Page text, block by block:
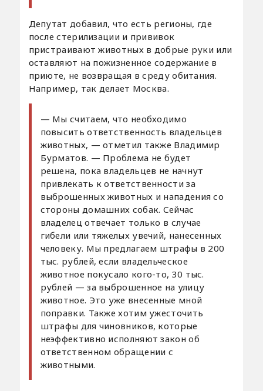
Депутат добавил, что есть регионы, где
после стерилизации и прививок
пристраивают животных в добрые руки или
оставляют на пожизненное содержание в
приюте, не возвращая в среду обитания.
Например, так делает Москва.
— Мы считаем, что необходимо
повысить ответственность владельцев
животных, — отметил также Владимир
Бурматов. — Проблема не будет
решена, пока владельцев не начнут
привлекать к ответственности за
выброшенных животных и нападения со
стороны домашних собак. Сейчас
владелец отвечает только в случае
гибели или тяжелых увечий, нанесенных
человеку. Мы предлагаем штрафы в 200
тыс. рублей, если владельческое
животное покусало кого-то, 30 тыс.
рублей — за выброшенное на улицу
животное. Это уже внесенные мной
поправки. Также хотим ужесточить
штрафы для чиновников, которые
неэффективно исполняют закон об
ответственном обращении с
животными.